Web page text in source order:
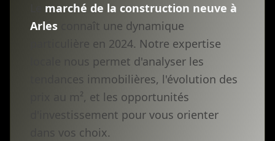
marché de la construction neuve à
Arles connaît une dynamique
particulière en 2024. Notre expertise
locale nous permet d'analyser les
tendances immobilières, l'évolution des
prix au m², et les opportunités
d'investissement pour vous orienter
dans vos choix.